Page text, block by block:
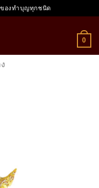
องทำบุญทุกชนิด
0